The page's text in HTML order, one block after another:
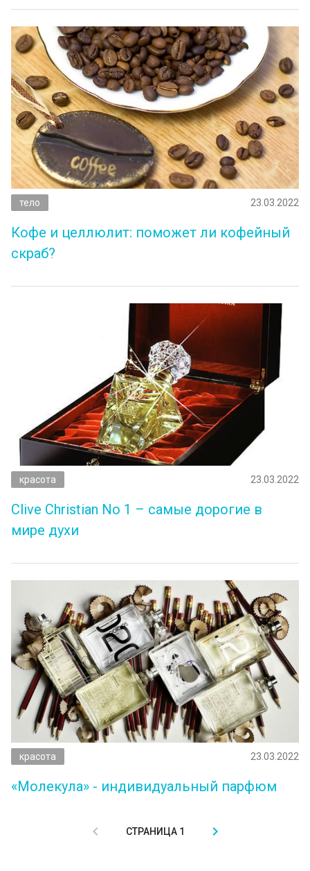
тело 23.03.2022
Кофе и целлюлит: поможет ли кофейный
скраб?
красота 23.03.2022
Clive Christian No 1 – самые дорогие в
мире духи
красота 23.03.2022
«Молекула» - индивидуальный парфюм
СТРАНИЦА 1